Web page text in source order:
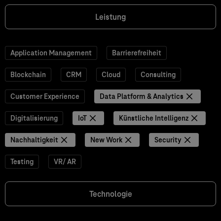
Leistung
Application Management Barrierefreiheit
Blockchain CRM Cloud Consulting
Customer Experience Data Platform & Analytics
Digitalisierung IoT Künstliche Intelligenz
Nachhaltigkeit New Work Security
Testing VR/ AR
Technologie